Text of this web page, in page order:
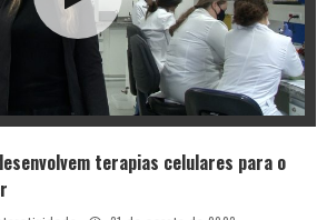
terapias celulares para o